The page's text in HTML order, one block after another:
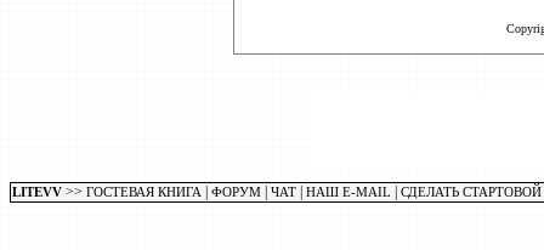
LITEVV >> ГОСТЕВАЯ КНИГА ФОРУМ ЧАТ НАШ E-MAIL СДЕЛАТЬ СТАРТОВОЙ